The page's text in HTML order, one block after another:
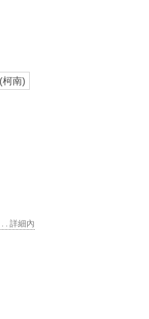
柯南)
. . 詳細內